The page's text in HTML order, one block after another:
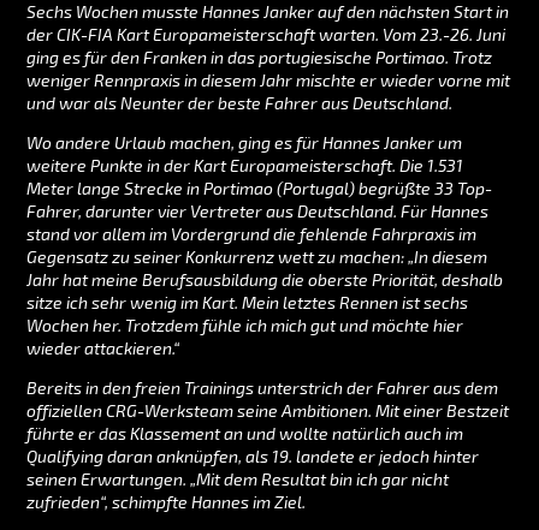
Sechs Wochen musste Hannes Janker auf den nächsten Start in
der CIK-FIA Kart Europameisterschaft warten. Vom 23.-26. Juni
ging es für den Franken in das portugiesische Portimao. Trotz
weniger Rennpraxis in diesem Jahr mischte er wieder vorne mit
und war als Neunter der beste Fahrer aus Deutschland.
Wo andere Urlaub machen, ging es für Hannes Janker um
weitere Punkte in der Kart Europameisterschaft. Die 1.531
Meter lange Strecke in Portimao (Portugal) begrüßte 33 Top-
Fahrer, darunter vier Vertreter aus Deutschland. Für Hannes
stand vor allem im Vordergrund die fehlende Fahrpraxis im
Gegensatz zu seiner Konkurrenz wett zu machen: „In diesem
Jahr hat meine Berufsausbildung die oberste Priorität, deshalb
sitze ich sehr wenig im Kart. Mein letztes Rennen ist sechs
Wochen her. Trotzdem fühle ich mich gut und möchte hier
wieder attackieren.“
Bereits in den freien Trainings unterstrich der Fahrer aus dem
offiziellen CRG-Werksteam seine Ambitionen. Mit einer Bestzeit
führte er das Klassement an und wollte natürlich auch im
Qualifying daran anknüpfen, als 19. landete er jedoch hinter
seinen Erwartungen. „Mit dem Resultat bin ich gar nicht
zufrieden“, schimpfte Hannes im Ziel.